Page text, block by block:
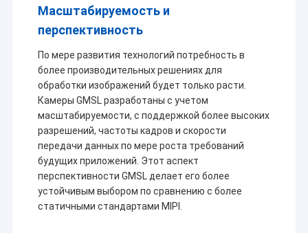
Продукция
Ролики
VR - шоу
О Компании
Наша фабрика
контроль качества
контактные данные
Масштабируемость и
перспективность
По мере развития технологий потребность в
более производительных решениях для
обработки изображений будет только расти.
Камеры GMSL разработаны с учетом
масштабируемости, с поддержкой более высоких
разрешений, частоты кадров и скорости
передачи данных по мере роста требований
будущих приложений. Этот аспект
перспективности GMSL делает его более
устойчивым выбором по сравнению с более
статичными стандартами MIPI.
марте 2009. На излишек десятилетия, Sinoseen было
предназначено к обеспечивать клиентов с различным
OEM/ODM подгоняло решения обработки изображений
продажам универсальные service.we уверены для
предложения клиентов с большинств конкурентоспособной
ценой и самым лучшим качеством.
В настоящее время, наши продукты включают в модуль
модуля камеры USB, камеры MIPI, камеру DVP модуль,
модуль камеры мобильного телефона, модуль камеры
тетради, камера слежения, камера автомобиля и умные
продукты камеры хона в много различных зон как VR, AR, 3D,
AI, пригодный для носки прибор, шлемофон, робототехника
стекел, IoT, медицинские промышленное, agrotechny,
биометрия, воображение, компьютерное зрение, зрение
компьютера, безопасность, etc. Любой продукт связанный с